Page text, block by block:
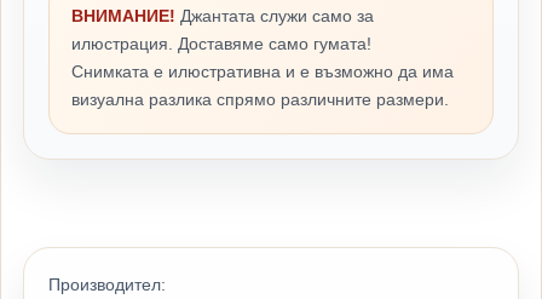
ВНИМАНИЕ! Джантата служи само за
илюстрация. Доставяме само гумата!
Снимката е илюстративна и е възможно да има
визуална разлика спрямо различните размери.
Производител: